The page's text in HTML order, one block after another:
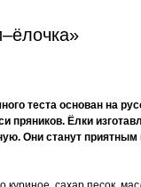
теста основан на
пряников. Ёлки
Они станут